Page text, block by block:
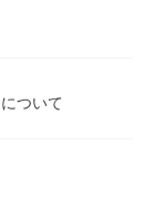
ついて